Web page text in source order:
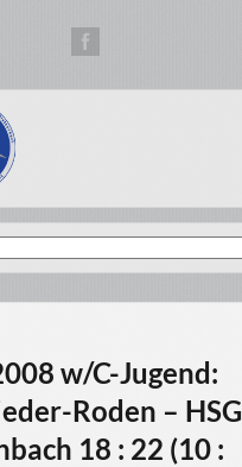
w/C-Jugend:
Roden – HSG
18 : 22 (10 :